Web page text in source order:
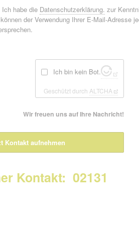
Ich habe die Datenschutzerklärung. zur
der Verwendung Ihrer E-Mail-Adresse
Ich bin kein Bot.
Geschützt durch ALTCHA
Wir freuen uns auf Ihre Nachricht!
Kontakt aufnehmen
Kontakt: 02131